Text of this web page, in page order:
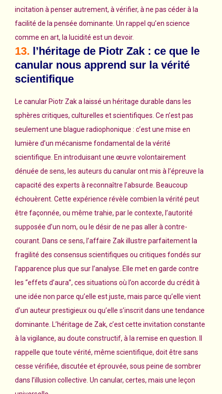
incitation à penser autrement, à vérifier, à ne pas céder à la
facilité de la pensée dominante. Un rappel qu’en science
comme en art, la lucidité est un devoir.
13. l’héritage de Piotr Zak : ce que le
canular nous apprend sur la vérité
scientifique
Le canular Piotr Zak a laissé un héritage durable dans les
sphères critiques, culturelles et scientifiques. Ce n’est pas
seulement une blague radiophonique : c’est une mise en
lumière d’un mécanisme fondamental de la vérité
scientifique. En introduisant une œuvre volontairement
dénuée de sens, les auteurs du canular ont mis à l’épreuve la
capacité des experts à reconnaître l’absurde. Beaucoup
échouèrent. Cette expérience révèle combien la vérité peut
être façonnée, ou même trahie, par le contexte, l’autorité
supposée d’un nom, ou le désir de ne pas aller à contre-
courant. Dans ce sens, l’affaire Zak illustre parfaitement la
fragilité des consensus scientifiques ou critiques fondés sur
l’apparence plus que sur l’analyse. Elle met en garde contre
les “effets d’aura”, ces situations où l’on accorde du crédit à
une idée non parce qu’elle est juste, mais parce qu’elle vient
d’un auteur prestigieux ou qu’elle s’inscrit dans une tendance
dominante. L’héritage de Zak, c’est cette invitation constante
à la vigilance, au doute constructif, à la remise en question. Il
rappelle que toute vérité, même scientifique, doit être sans
cesse vérifiée, discutée et éprouvée, sous peine de sombrer
dans l’illusion collective. Un canular, certes, mais une leçon